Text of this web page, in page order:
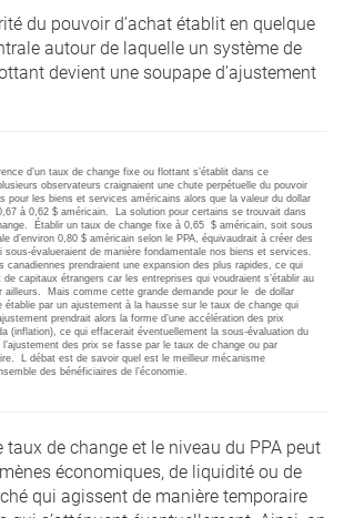
du pouvoir d’achat établit en quelque
autour de laquelle un système de
devient une soupape d’ajustement
d’un taux de change fixe ou flottant s’établit dans ce
observateurs craignaient une chute perpétuelle du pouvoir
pour les biens et services américains alors que la valeur du dollar
à 0,62 $ américain. La solution pour certains se trouvait dans
Établir un taux de change fixe à 0,65 $ américain, soit sous
d’environ 0,80 $ américain selon le PPA, équivaudrait à créer des
sous-évalueraient de manière fondamentale nos biens et services.
canadiennes prendraient une expansion des plus rapides, ce qui
capitaux étrangers car les entreprises qui voudraient s’établir au
ailleurs. Mais comme cette grande demande pour le de dollar
établie par un ajustement à la hausse sur le taux de change qui
prendrait alors la forme d’une accélération des prix
(inflation), ce qui effacerait éventuellement la sous-évaluation du
des prix se fasse par le taux de change ou par
L débat est de savoir quel est le meilleur mécanisme
des bénéficiaires de l’économie.
taux de change et le niveau du PPA peut
économiques, de liquidité ou de
qui agissent de manière temporaire